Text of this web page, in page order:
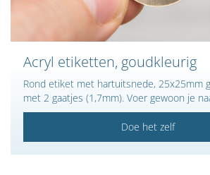
Acryl etiketten, goudkleurig
Rond etiket met hartuitsnede, 25x25mm
met 2 gaatjes (1,7mm). Voer gewoon je
Doe het zelf